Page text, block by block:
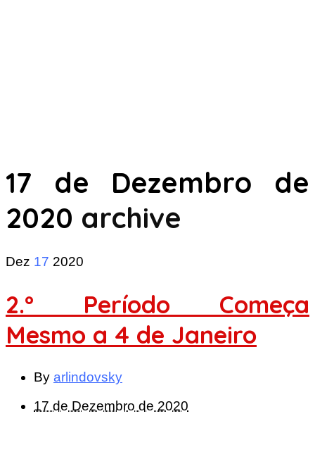
17 de Dezembro de
2020 archive
Dez 17 2020
2.º Período Começa
Mesmo a 4 de Janeiro
By arlindovsky
17 de Dezembro de 2020